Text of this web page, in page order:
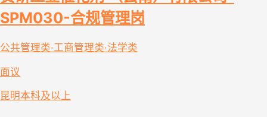
SPM030-合规管理岗
公共管理类·工商管理类·法学类
面议
昆明本科及以上